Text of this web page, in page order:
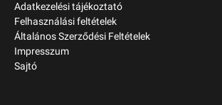
Adatkezelési tájékoztató
Felhasználási feltételek
Általános Szerződési Feltételek
Impresszum
Sajtó